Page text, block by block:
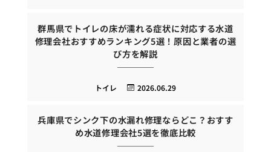
群馬県でトイレの床が濡れる症状に対応する水道
修理会社おすすめランキング5選！原因と業者の選
び方を解説
2026.06.29
トイレ
兵庫県でシンク下の水漏れ修理ならどこ？おすす
め水道修理会社5選を徹底比較